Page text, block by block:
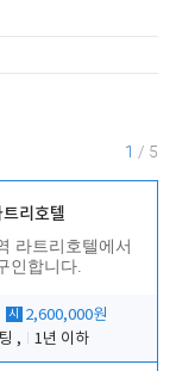
1 / 5
리호텔
라트리호텔에서
인합니다.
시
2,600,000원
,
1년 이하